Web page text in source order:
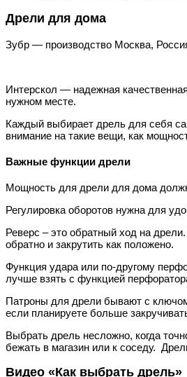
Дрели для дома
Зубр — производство Москва,
Интерскол — надежная
нужном месте.
Каждый выбирает дрель для себя
внимание на такие вещи, как
Важные функции дрели
Мощность для дрели для дома
Регулировка оборотов нужна для
Реверс – это обратный ход на
обратно и закрутить как положено.
Функция удара или по-другому
лучше взять с функцией
Патроны для дрели бывают с
если планируете больше
Выбрать дрель несложно, когда
бежать в магазин или к соседу.
Видео «Как выбрать дрель»